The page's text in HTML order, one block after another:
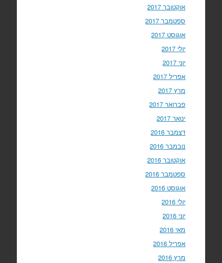
אוקטובר 2017
ספטמבר 2017
אוגוסט 2017
יולי 2017
יוני 2017
אפריל 2017
מרץ 2017
פברואר 2017
ינואר 2017
דצמבר 2016
נובמבר 2016
אוקטובר 2016
ספטמבר 2016
אוגוסט 2016
יולי 2016
יוני 2016
מאי 2016
אפריל 2016
מרץ 2016